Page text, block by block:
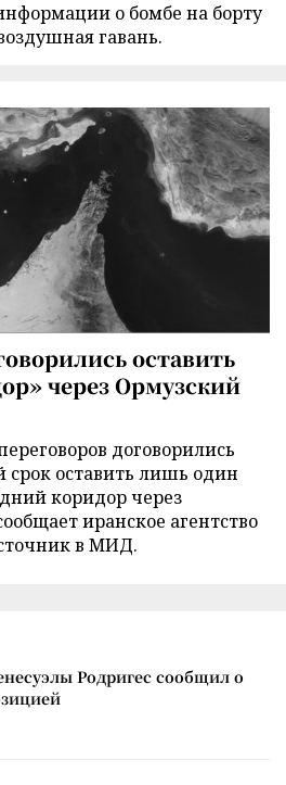
о бомбе на борту
гавань.
оставить
через Ормузский
договорились
оставить лишь один
коридор через
иранское агентство
в МИД.
Родригес сообщил о